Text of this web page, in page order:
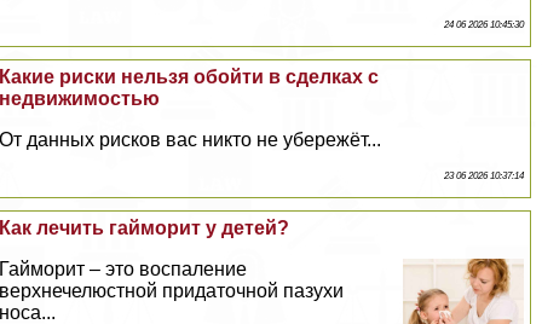
24 06 2026 10:45:30
Какие риски нельзя обойти в сделках с
недвижимостью
От данных рисков вас никто не убережёт...
23 06 2026 10:37:14
Как лечить гайморит у детей?
Гайморит – это воспаление
верхнечелюстной придаточной пазухи
носа...